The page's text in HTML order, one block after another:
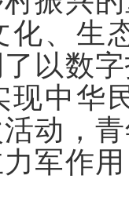
化、生
以数
现中华
动，
军作